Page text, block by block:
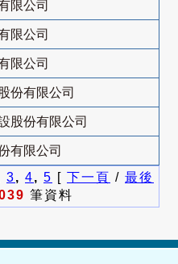
限公司
限公司
限公司
份有限公司
股份有限公司
有限公司
3, 4, 5 [ 下一頁 / 最後
筆資料